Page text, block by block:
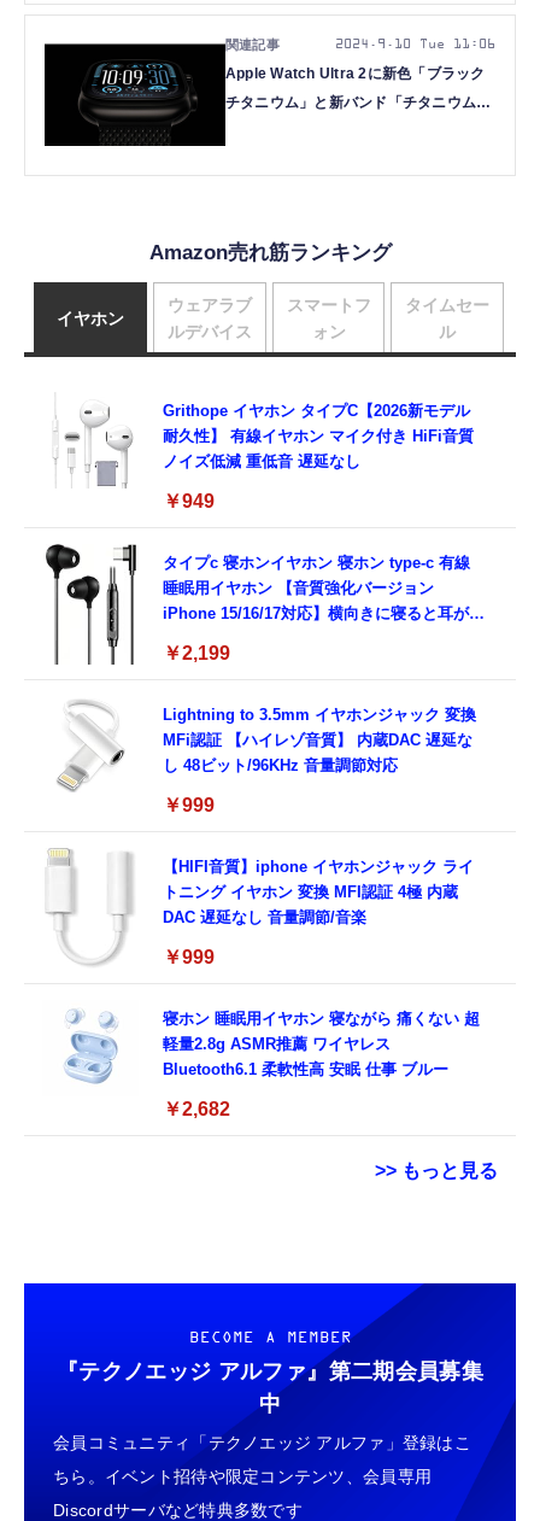
Apple Watch Ultra 2に新色「ブラック
チタニウム」と新バンド「チタニウムミ
2024.9.10 Tue 11:06
Amazon売れ筋ランキング
イヤホン
Grithope イヤホン タイプC【2026新モデル
耐久性】 有線イヤホン マイク付き HiFi音質
ノイズ低減 重低音 遅延なし
￥949
タイプc 寝ホンイヤホン 寝ホン type-c 有線
睡眠用イヤホン 【音質強化バージョン
iPhone 15/16/17対応】横向きに寝ると耳が圧
超小型 外部ノイズ遮断 音質良い リモコン マ
typec）
￥2,199
Lightning to 3.5mm イヤホンジャック 変換
MFi認証 【ハイレゾ音質】 内蔵DAC 遅延な
し 48ビット/96KHz 音量調節対応
￥999
【HIFI音質】iphone イヤホンジャック ライ
トニング イヤホン 変換 MFI認証 4極 内蔵
DAC 遅延なし 音量調節/音楽
￥999
寝ホン 睡眠用イヤホン 寝ながら 痛くない 超
軽量2.8g ASMR推薦 ワイヤレス
Bluetooth6.1 柔軟性高 安眠 仕事 ブルー
￥2,682
>> もっと見る
ウェアラブ
ルデバイス
ット 国産旭硝子素材】 用 ガーミン
FORERUNNER 70/170/170 Music フィルム
高透過率 超薄型 用 ガーミン Forerunner 170
液晶 保護フィルム 耐衝撃 全面保護 自動吸着
気泡なし 簡単貼り付け ( 対応 Forerunner
170 Music フィルム )
￥698
GARMIN(ガーミン) Venu 3 Black/Slate
AMOLEDディスプレイ搭載 美麗液晶スマート
ウォッチ 高性能GPS内蔵 【日本正規品】心
電図(ECG)アプリ対応モデル
￥47,691
スマートフ
ォン
docomo/au/SoftBankの3回線が選べる格安
SIMカード【Amazon.co.jp限定】
￥100
【DL版】【初期費用3,300円が無料 ※1契約者
2回線/年に限り】IIJmioえらべるSIMカード
エントリーパッケージ 月額利用(音声
SIM/SMS)[ドコモ・au回線]・(データ/eSIM/
￥290
タイムセー
ル
【整備済み品】 Earth Dreams内蔵 HDD 1TB
3.5インチ NAS丶パソコンPC丶サーバー対応
ハードディスク 保証1年
￥5,480
BECOME A MEMBER
『テクノエッジ アルファ』 第二期会員募集
中
会員コミュニティ「テクノエッジ アルファ」登録はこ
ちら。イベント招待や限定コンテンツ、会員専用
Discordサーバなど特典多数です